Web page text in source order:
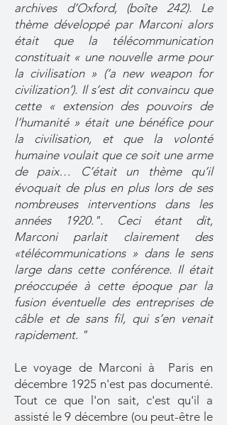
archives d’Oxford, (boîte 242). Le
thème développé par Marconi alors
était que la télécommunication
constituait « une nouvelle arme pour
la civilisation » (‘a new weapon for
civilization’). Il s’est dit convaincu que
cette « extension des pouvoirs de
l’humanité » était une bénéfice pour
la civilisation, et que la volonté
humaine voulait que ce soit une arme
de paix… C’était un thème qu’il
évoquait de plus en plus lors de ses
nombreuses interventions dans les
années 1920.". Ceci étant dit,
Marconi parlait clairement des
«télécommunications » dans le sens
large dans cette conférence. Il était
préoccupée à cette époque par la
fusion éventuelle des entreprises de
câble et de sans fil, qui s’en venait
rapidement. "
Le voyage de Marconi à Paris en
décembre 1925 n'est pas documenté.
Tout ce que l'on sait, c'est qu'il a
assisté le 9 décembre (ou peut-être le